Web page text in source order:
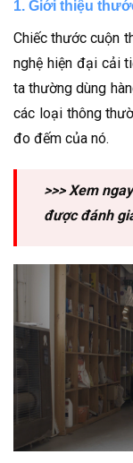
1. Giới thiệu
Chiếc thước cuộn
nghệ hiện đại cải
ta thường dùng
các loại thông
đo đếm của nó.
>>> Xem
được đánh